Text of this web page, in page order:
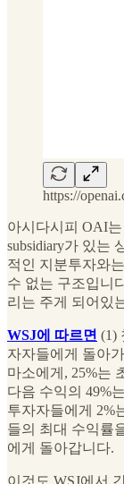
https://
아시다시피 OAI
subsidiary가 있는
적인 지분투자와
수 없는 구조입니
리는 주게 되어있
WSJ에 따르면 (1)
자자들에게 돌아
마소에게, 25%는
다음 수익의 49%
투자자들에게 2%
들의 최대 수익률
에게 돌아갑니다.
이것도 WSJ에서